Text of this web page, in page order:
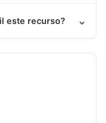
este recurso? ⌄